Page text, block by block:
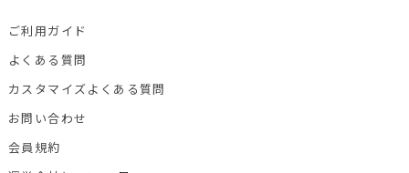
ご利用ガイド
よくある質問
カスタマイズよくある質問
お問い合わせ
会員規約